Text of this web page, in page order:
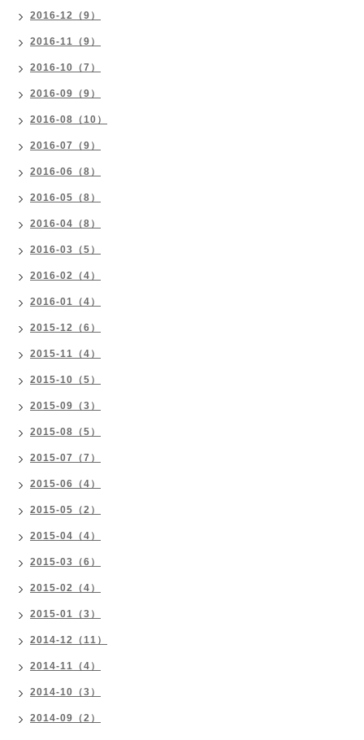
2016-12（9）
2016-11（9）
2016-10（7）
2016-09（9）
2016-08（10）
2016-07（9）
2016-06（8）
2016-05（8）
2016-04（8）
2016-03（5）
2016-02（4）
2016-01（4）
2015-12（6）
2015-11（4）
2015-10（5）
2015-09（3）
2015-08（5）
2015-07（7）
2015-06（4）
2015-05（2）
2015-04（4）
2015-03（6）
2015-02（4）
2015-01（3）
2014-12（11）
2014-11（4）
2014-10（3）
2014-09（2）